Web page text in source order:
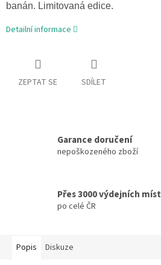
banán. Limitovaná edice.
Detailní informace
ZEPTAT SE SDÍLET
Garance doručení
nepoškozeného zboží
Přes 3000 výdejních míst
po celé ČR
Popis Diskuze